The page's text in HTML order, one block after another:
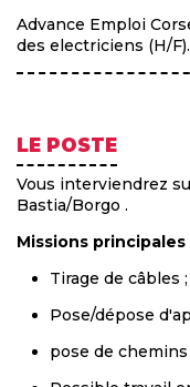
Advance Emploi
des electriciens (H/F).
LE POSTE
Vous interviendrez
Bastia/Borgo .
Missions principales
Tirage de câbles ;
Pose/dépose
pose de chemins